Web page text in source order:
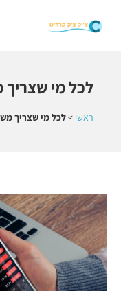
לכל מי
ראשי >לכל מי שצריך